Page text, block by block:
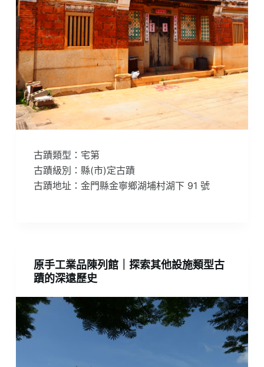
古蹟類型：宅第
古蹟級別：縣(市)定古蹟
古蹟地址：金門縣金寧鄉湖埔村湖下 91 號
原手工業品陳列館｜探索其他設施類型古
蹟的深遠歷史